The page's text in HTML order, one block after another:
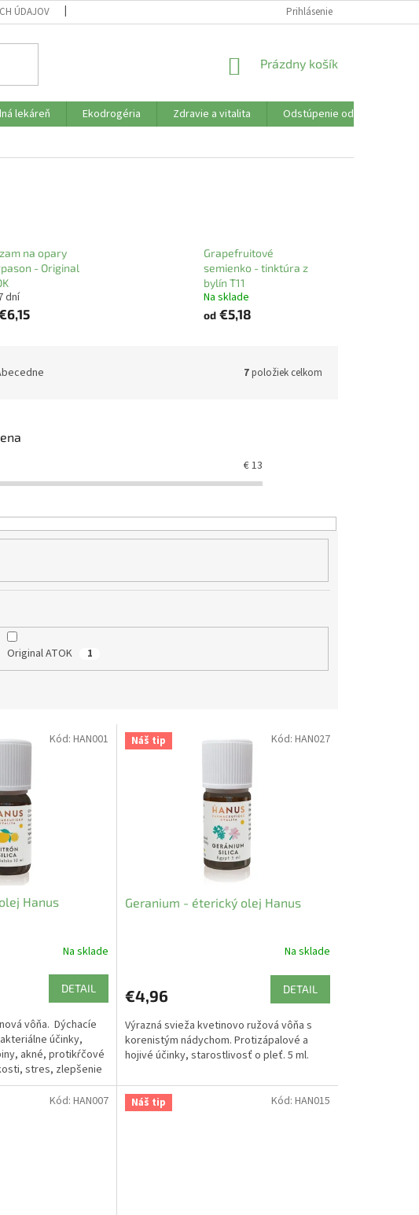
ÚDAJOV DOPRAVA PLATBA
Prihlásenie
NÁKUPNÝ
Prázdny košík
lekáreň Ekodrogéria Zdravie a vitalita
Odstúpenie od zmluvy
na opary
- Original
dní
Grapefruitové
semienko - tinktúra z
bylín T11
Na sklade
od€5,18
7položiek celkom
€13
Original ATOK 1
Hanus
Na sklade
DETAIL
vôňa. Dýchacíe
účinky,
akné, protikŕčové
stres, zlepšenie
Kód: HAN001 Náš tip
Geranium - éterický olej Hanus
Na sklade
€4,96 DETAIL
Výrazná svieža kvetinovo ružová vôňa s
korenistým nádychom. Protizápalové a
hojivé účinky, starostlivosť o pleť. 5 ml.
Kód: HAN027
Kód: HAN007 Náš tip Kód: HAN015